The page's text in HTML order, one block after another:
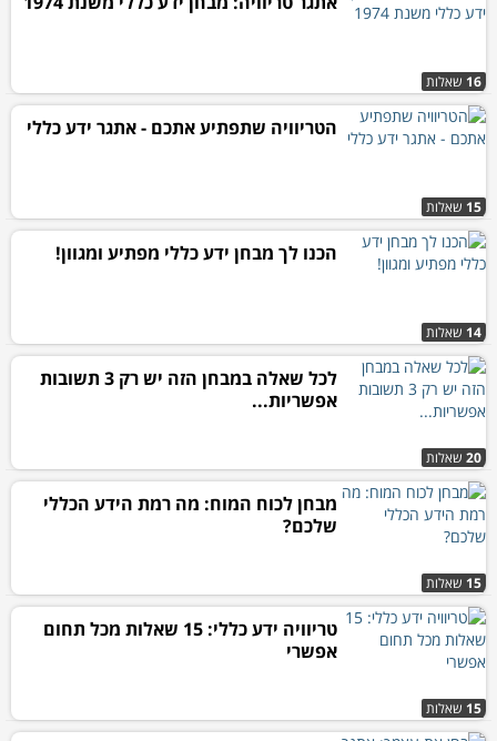
16 שאלות
15 שאלות
הטריוויה שתפתיע אתכם - אתגר ידע כללי
14 שאלות
הכנו לך מבחן ידע כללי מפתיע ומגוון!
20 שאלות
לכל שאלה במבחן הזה יש רק 3 תשובות
אפשריות...
15 שאלות
מבחן לכוח המוח: מה רמת הידע הכללי
שלכם?
15 שאלות
טריוויה ידע כללי: 15 שאלות מכל תחום
אפשרי